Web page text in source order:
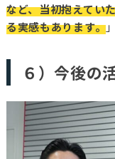
など、当初抱えてい
る実感もあります。
６）今後の